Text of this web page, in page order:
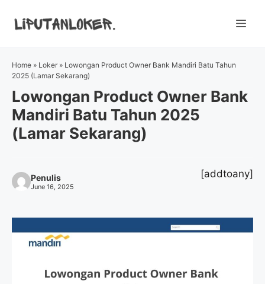
Home » Loker » Lowongan Product Owner Bank Mandiri Batu Tahun
2025 (Lamar Sekarang)
Lowongan Product Owner Bank
Mandiri Batu Tahun 2025
(Lamar Sekarang)
Penulis
June 16, 2025
[addtoany]